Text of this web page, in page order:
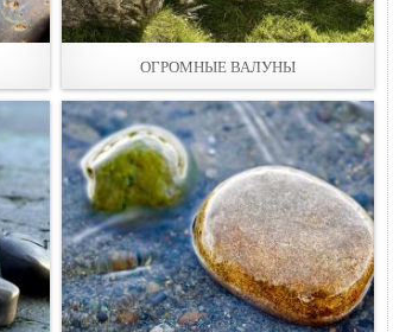
ОГРОМНЫЕ ВАЛУНЫ